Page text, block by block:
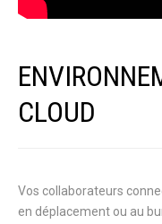
CLOUD
Vos collaborateurs
en déplacement ou au